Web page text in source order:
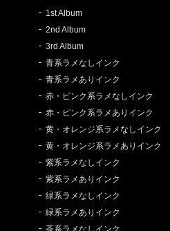
1st Album
2nd Album
3rd Album
青系ラメなしインク
青系ラメありインク
赤・ピンク系ラメなしインク
赤・ピンク系ラメありインク
黄・オレンジ系ラメなしインク
黄・オレンジ系ラメありインク
紫系ラメなしインク
紫系ラメありインク
緑系ラメなしインク
緑系ラメありインク
茶系ラメなしインク